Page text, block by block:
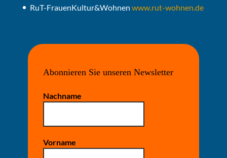
RuT-FrauenKultur&Wohnen www.rut-wohnen.de
Abonnieren Sie unseren Newsletter
Nachname
Vorname